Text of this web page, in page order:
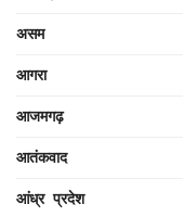
असम
आगरा
आजमगढ़
आतंकवाद
आंध्र प्रदेश